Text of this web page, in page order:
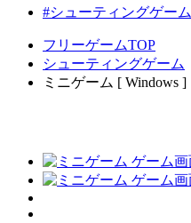
#シューティングゲーム
フリーゲームTOP
シューティングゲーム
ミニゲーム [ Windows ]